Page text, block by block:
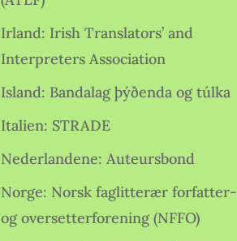
Irland: Irish Translators’ and
Interpreters Association
Island: Bandalag þýðenda og túlka
Italien: STRADE
Nederlandene: Auteursbond
Norge: Norsk faglitterær forfatter-
og oversetterforening (NFFO)